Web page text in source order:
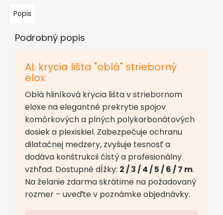
Popis
Podrobný popis
AL krycia lišta "oblá" strieborný
elox
Oblá hliníková krycia lišta v striebornom
eloxe na elegantné prekrytie spojov
komôrkových a plných polykarbonátových
dosiek a plexiskiel. Zabezpečuje ochranu
dilatačnej medzery, zvyšuje tesnosť a
dodáva konštrukcii čistý a profesionálny
vzhľad. Dostupné dĺžky: 2 / 3 / 4 / 5 / 6 / 7 m.
Na želanie zdarma skrátime na požadovaný
rozmer – uveďte v poznámke objednávky.